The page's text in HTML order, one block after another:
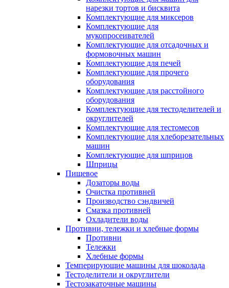
нарезки тортов и бисквита
Комплектующие для миксеров
Комплектующие для
мукопросеивателей
Комплектующие для отсадочных и
формовочных машин
Комплектующие для печей
Комплектующие для прочего
оборудования
Комплектующие для расстойного
оборудования
Комплектующие для тестоделителей и
округлителей
Комплектующие для тестомесов
Комплектующие для хлеборезательных
машин
Комплектующие для шприцов
Шприцы
Пищевое
Дозаторы воды
Очистка противней
Производство сэндвичей
Смазка противней
Охладители воды
Противни, тележки и хлебные формы
Противни
Тележки
Хлебные формы
Темперирующие машины для шоколада
Тестоделители и округлители
Тестозакаточные машины